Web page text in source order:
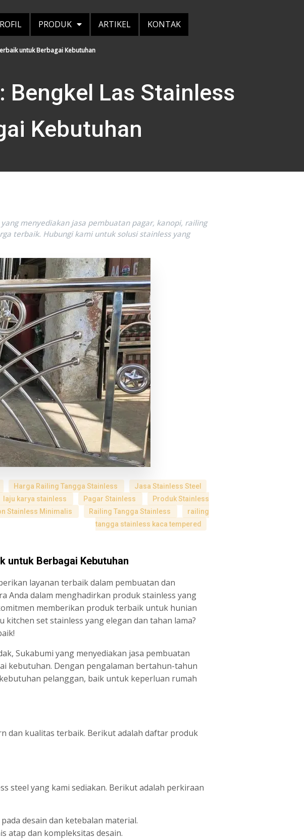
PRODUK ARTIKEL KONTAK
untuk Berbagai Kebutuhan
Bengkel Las Stainless
Kebutuhan
menyediakan jasa pembuatan pagar, kanopi, railing
terbaik. Hubungi kami untuk solusi stainless yang
Harga Railing Tangga Stainless
Jasa Stainless Steel
laju karya stainless Pagar Stainless
Produk Stainless
Stainless Minimalis Railing Tangga Stainless
railing
tangga stainless kaca tempered
untuk Berbagai Kebutuhan
layanan terbaik dalam pembuatan dan
Anda dalam menghadirkan produk stainless yang
memberikan produk terbaik untuk hunian
set stainless yang elegan dan tahan lama?
Sukabumi yang menyediakan jasa pembuatan
kebutuhan. Dengan pengalaman bertahun-tahun
pelanggan, baik untuk keperluan rumah
dan kualitas terbaik. Berikut adalah daftar produk
steel yang kami sediakan. Berikut adalah perkiraan
desain dan ketebalan material.
atap dan kompleksitas desain.